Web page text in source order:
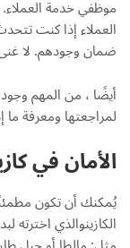
موظفي خدمة
العملاء إذا كنت
ضمان وجودهم. لا
أيضًا ، من المهم وجود
لمراجعتها ومعرفة ما
الأمان في
يُمكنك أن تكون
الكازينوالذي